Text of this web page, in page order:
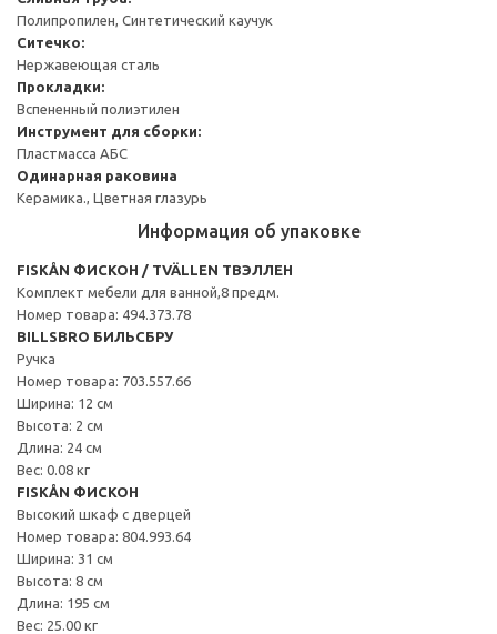
Полипропилен, Синтетический каучук
Ситечко:
Нержавеющая сталь
Прокладки:
Вспененный полиэтилен
Инструмент для сборки:
Пластмасса АБС
Одинарная раковина
Керамика., Цветная глазурь
Информация об упаковке
FISKÅN ФИСКОН / TVÄLLEN ТВЭЛЛЕН
Комплект мебели для ванной,8 предм.
Номер товара: 494.373.78
BILLSBRO БИЛЬСБРУ
Ручка
Номер товара: 703.557.66
Ширина: 12 см
Высота: 2 см
Длина: 24 см
Вес: 0.08 кг
FISKÅN ФИСКОН
Высокий шкаф с дверцей
Номер товара: 804.993.64
Ширина: 31 см
Высота: 8 см
Длина: 195 см
Вес: 25.00 кг